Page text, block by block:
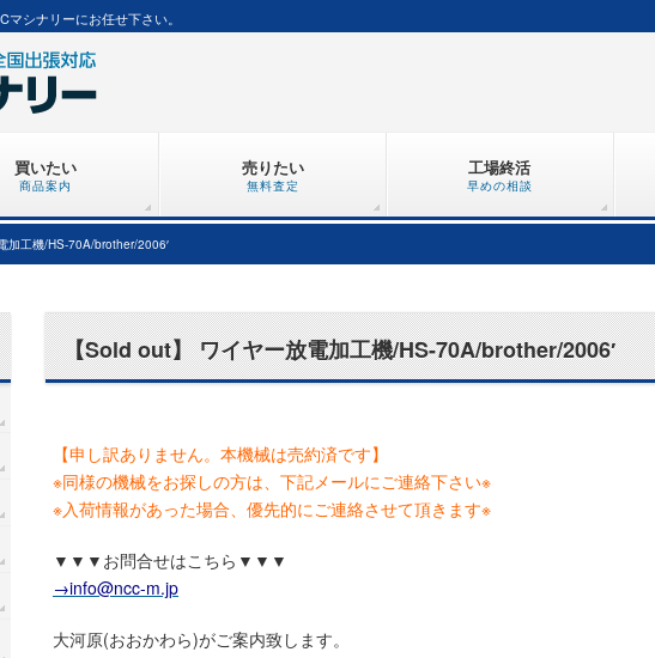
シナリーにお任せ下さい。
買いたい
商品案内
売りたい
無料査定
工場終活
早めの相談
加工機/HS-70A/brother/2006′
【Sold out】 ワイヤー放電加工機/HS-70A/brother/2006′
【申し訳ありません。本機械は売約済です】
※同様の機械をお探しの方は、下記メールにご連絡下さい※
※入荷情報があった場合、優先的にご連絡させて頂きます※
▼▼▼お問合せはこちら▼▼▼
→info@ncc-m.jp
大河原(おおかわら)がご案内致します。